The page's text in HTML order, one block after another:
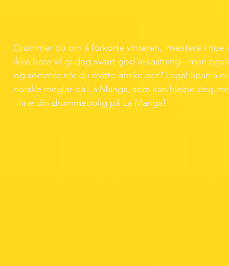
Drømmer du om å forkorte vinteren, investere i noe
ikke bare vil gi deg svært god avkastning - men
og sommer når du måtte ønske det? Legal Spania
norske megler på La Manga, som kan hjelpe deg
finne din drømmebolig på La Manga!